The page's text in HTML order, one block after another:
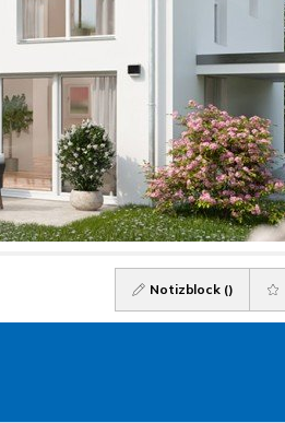
Notizblock ()